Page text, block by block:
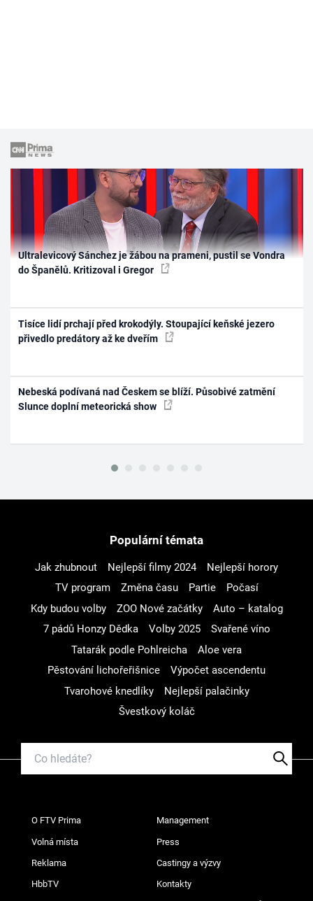
Ultralevicový Sánchez je žábou na prameni, pustil se Vondra
do Španělů. Kritizoval i Gregor
Tisíce lidí prchají před krokodýly. Stoupající keňské jezero
přivedlo predátory až ke dveřím
Nebeská podívaná nad Českem se blíží. Působivé zatmění
Slunce doplní meteorická show
Populární témata
Jak zhubnout Nejlepší filmy 2024
Nejlepší horory
TV program
Změna času Partie
Počasí
Kdy budou volby
ZOO Nové začátky
Auto – katalog
7 pádů Honzy Dědka
Volby 2025
Svařené víno
Tatarák podle Pohlreicha
Aloe vera
Pěstování lichořeřišnice
Výpočet ascendentu
Tvarohové knedlíky
Nejlepší palačinky
Švestkový koláč
O FTV Prima Management
Volná místa Press
Reklama Castingy a výzvy
HbbTV Kontakty